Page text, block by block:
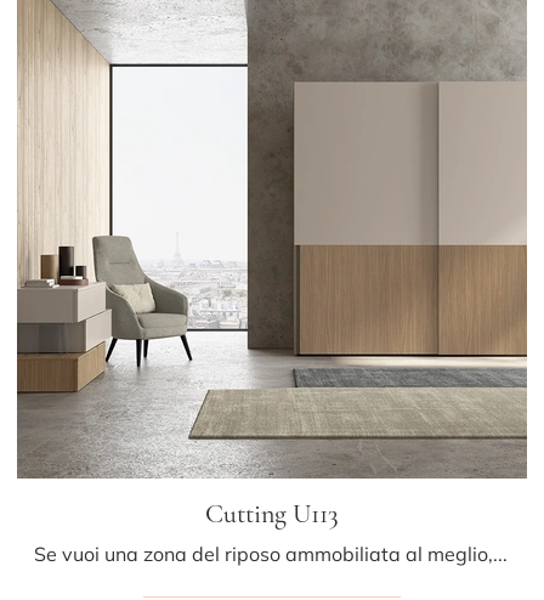
Cutting U113
Se vuoi una zona del riposo ammobiliata al meglio, scegli l'armadio Cutting U113 con ante scorrevoli di Colombini Casa!